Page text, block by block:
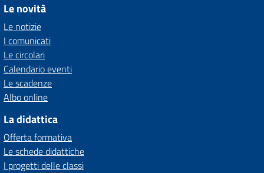
Le novità
Le notizie
I comunicati
Le circolari
Calendario eventi
Le scadenze
Albo online
La didattica
Offerta formativa
Le schede didattiche
I progetti delle classi